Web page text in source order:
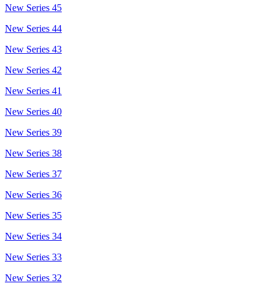
New Series 45
New Series 44
New Series 43
New Series 42
New Series 41
New Series 40
New Series 39
New Series 38
New Series 37
New Series 36
New Series 35
New Series 34
New Series 33
New Series 32